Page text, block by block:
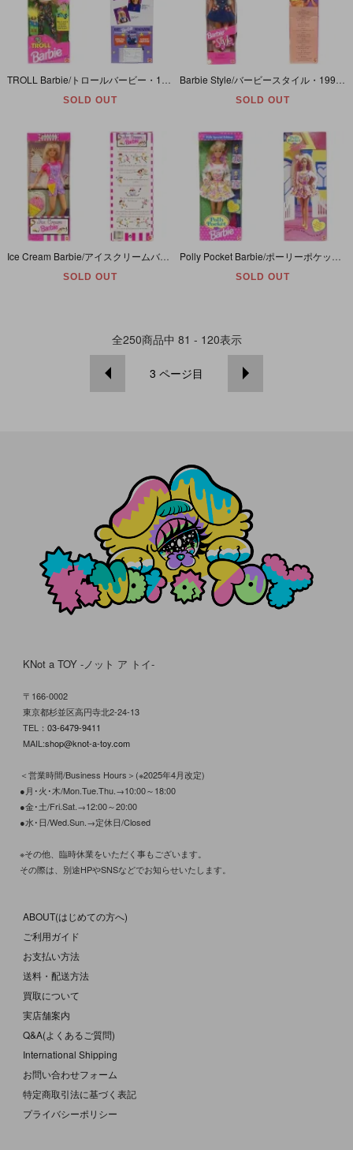
SOLD OUT SOLD OUT
Ice Cream Barbie/アイスクリームバービー・1997年
SOLD OUT SOLD OUT
全250商品中 81 - 120表示
3 ページ目
KNot a TOY -ノット ア トイ-
〒166-0002
東京都杉並区高円寺北2-24-13
TEL： 03-6479-9411
MAIL:shop@knot-a-toy.com
＜営業時間/Business Hours＞(※2025年4月改定)
●月･火･木/Mon.Tue.Thu.→10:00～18:00
●金･土/Fri.Sat.→12:00～20:00
●水･日/Wed.Sun.→定休日/Closed
※その他、臨時休業をいただく事もございます。
その際は、別途HPやSNSなどでお知らせいたします。
ABOUT(はじめての方へ)
ご利用ガイド
お支払い方法
送料・配送方法
買取について
実店舗案内
Q&A(よくあるご質問)
International Shipping
お問い合わせフォーム
特定商取引法に基づく表記
プライバシーポリシー